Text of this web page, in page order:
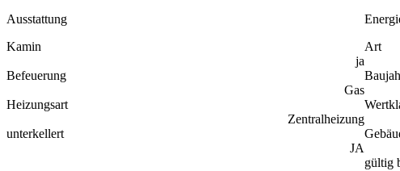
Ausstattung
Kamin
ja
Befeuerung
Gas
Heizungsart
Zentralheizung
unterkellert
JA
Art
gültig